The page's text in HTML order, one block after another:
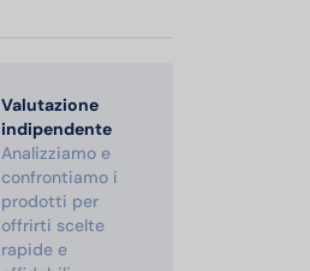
Valutazione
indipendente
Analizziamo e
confrontiamo i
prodotti per
offrirti scelte
rapide e